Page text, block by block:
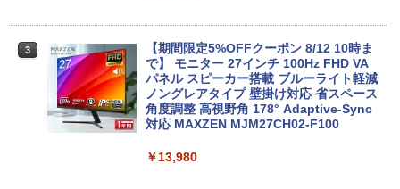
るーとゅーす コードレス ENCノイズキャン
セリング 自動ペアリング Type-C充電 マイク
付き 防水 タッチ式音量調整 スポーツ/通勤/通
学/WEB会議(ホワイト)
￥1,964
On My Road (Stadium ver.)
art Basic)
￥1,625
コカ・コーラ やかんの麦茶 from 爽健美茶 ラ
￥572
スーパーの裏でヤニ吸うふたり 9巻 (デジタル
版ビッグガンガンコミックス)
￥810
＼★最大2555円OFFクーポン★／【テン
キー搭載内蔵】中古ノートパソコン 東芝
dynabook B55 シリーズ 15.6インチ Co
re i5 第6世代 メモリ8 GSSD128G Wind
ffice付き 中古パソコン 中古ノートPC 整
￥35,000
超得2,500円OFF&P2倍｜Windows11正
式対応｜楽天1位｜最大180日保証｜CPU
Windows11 office付き｜メモリ8GB SS
3
【期間限定5%OFFクーポン 8/12 10時ま
で】 モニター 27インチ 100Hz FHD VA
パネル スピーカー搭載 ブルーライト軽減
ノングレアタイプ 壁掛け対応 省スペース
角度調整 高視野角 178° Adaptive-Sync
対応 MAXZEN MJM27CH02-F100
￥13,980